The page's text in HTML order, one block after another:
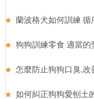
蘭波格犬如何訓練 循
狗狗訓練零食 適當的
怎麼防止狗狗口臭,改
如何糾正狗狗愛刨土